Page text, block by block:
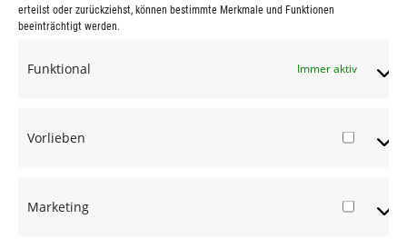
erteilst oder zurückziehst, können bestimmte Merkmale und Funktionen
beeinträchtigt werden.
Funktional Immer aktiv
Vorlieben
Marketing
[/su_column] [su_column size="1/2" center="no"
Hallo Gera
Autohaus Hempel GmbH
Extratip Göttingen